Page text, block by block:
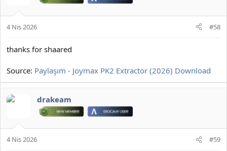
2026 DOWNLOAD İNDİR:
4 Nis 2026 #58
thanks for shaared
Source: Paylaşım - Joymax PK2 Extractor (2026) Download
drakeam
4 Nis 2026 #59